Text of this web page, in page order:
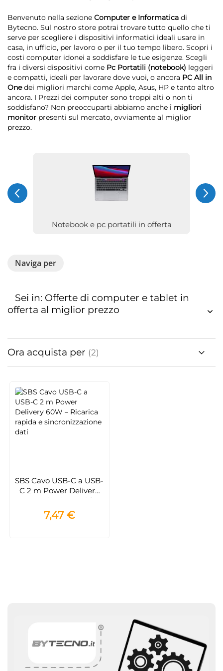
Benvenuto nella sezione Computer e Informatica di
Bytecno. Sul nostro store potrai trovare tutto quello che ti
serve per scegliere i dispositivi informatici ideali usare in
casa, in ufficio, per lavoro o per il tuo tempo libero. Scopri i
costi computer idonei a soddisfare le tue esigenze. Scegli
fra i diversi dispositivi come Pc Portatili (notebook) leggeri
e compatti, ideali per lavorare dove vuoi, o ancora PC All in
Onedei migliori marchi come Apple, Asus, HP e tanto altro
ancora. I Prezzi dei computer sono troppi alti o non ti
soddisfano? Non preoccuparti abbiamo anche i migliori
monitor presenti sul mercato, ovviamente al miglior
prezzo.
Notebook e pc portatili in offerta
SBS Cavo USB-C a USB-
C 2 m Power Delivery
sincronizzazione dati
7,47 €
Sei in: Offerte di computer e tablet in
offerta al miglior prezzo
Naviga per
Ora acquista per